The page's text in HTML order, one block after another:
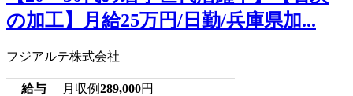
の加工】月給25万円/日勤/兵庫県加...
フジアルテ株式会社
給与 月収例289,000円